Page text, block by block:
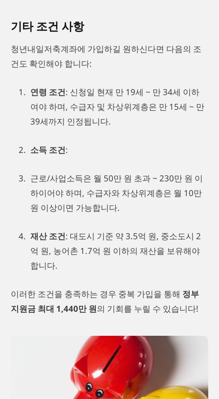
기타 조건 사항
청년내일저축계좌에 가입하길 원하신다면 다음의 조
건도 확인해야 합니다:
연령 조건: 신청일 현재 만 19세 ~ 만 34세 이하
여야 하며, 수급자 및 차상위계층은 만 15세 ~ 만
39세까지 인정됩니다.
소득 조건:
근로/사업소득은 월 50만 원 초과 ~ 230만 원 이
하이어야 하며, 수급자와 차상위계층은 월 10만
원 이상이면 가능합니다.
재산 조건: 대도시 기준 약 3.5억 원, 중소도시 2
억 원, 농어촌 1.7억 원 이하의 재산을 보유해야
합니다.
이러한 조건을 충족하는 경우 중복 가입을 통해 정부
지원금 최대 1,440만 원의 기회를 누릴 수 있습니다!